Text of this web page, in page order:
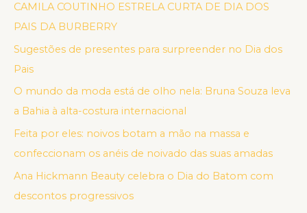
CAMILA COUTINHO ESTRELA CURTA DE DIA DOS
PAIS DA BURBERRY
Sugestões de presentes para surpreender no Dia dos
Pais
O mundo da moda está de olho nela: Bruna Souza leva
a Bahia à alta-costura internacional
Feita por eles: noivos botam a mão na massa e
confeccionam os anéis de noivado das suas amadas
Ana Hickmann Beauty celebra o Dia do Batom com
descontos progressivos